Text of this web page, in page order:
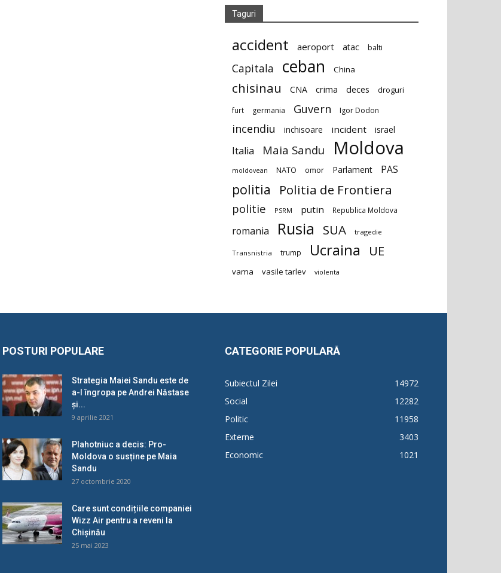
Taguri
accident aeroport atac balti
Capitala ceban China
chisinau CNA crima deces droguri
furt germania Guvern Igor Dodon
incendiu inchisoare incident israel
Italia Maia Sandu Moldova
moldovean NATO omor Parlament PAS
politia Politia de Frontiera
politie PSRM putin Republica Moldova
romania Rusia SUA tragedie
Transnistria trump Ucraina UE
vama vasile tarlev violenta
POSTURI POPULARE
Strategia Maiei Sandu este de
a-l îngropa pe Andrei Năstase
și...
9 aprilie 2021
Plahotniuc a decis: Pro-
Moldova o susține pe Maia
Sandu
27 octombrie 2020
Care sunt condițiile companiei
Wizz Air pentru a reveni la
Chișinău
25 mai 2023
CATEGORIE POPULARĂ
Subiectul Zilei
14972
Social
12282
Politic
11958
Externe
3403
Economic
1021